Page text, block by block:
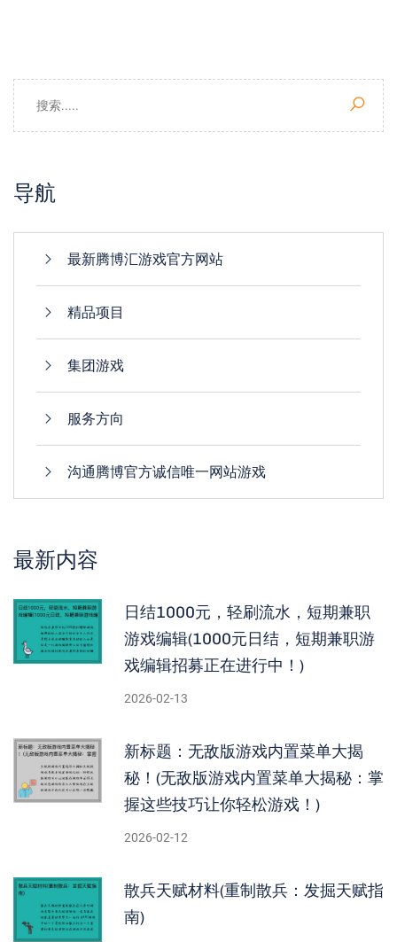
导航
最新腾博汇游戏官方网站
精品项目
集团游戏
服务方向
沟通腾博官方诚信唯一网站游戏
最新内容
日结1000元，轻刷流水，短期兼职
游戏编辑(1000元日结，短期兼职游
戏编辑招募正在进行中！)
2026-02-13
新标题：无敌版游戏内置菜单大揭
秘！(无敌版游戏内置菜单大揭秘：掌
握这些技巧让你轻松游戏！)
2026-02-12
散兵天赋材料(重制散兵：发掘天赋指
南)